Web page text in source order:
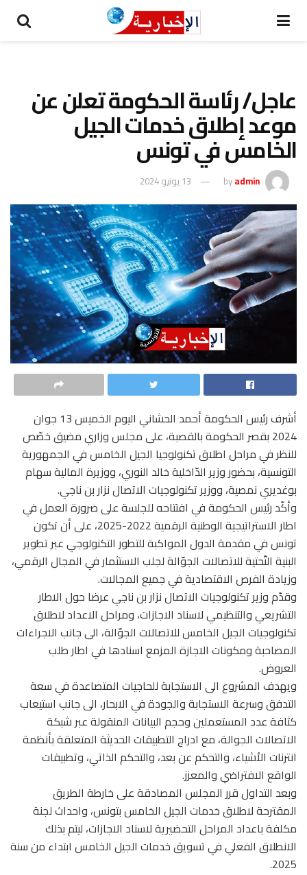
عاجل/ رئاسة الحكومة تعلن عن
موعد إطلاق خدمات الجيل
الخامس في تونس
byadmin 13 يونيو 2024
أشرف رئيس الحكومة أحمد الحشاني اليوم الخميس 13 جوان
2024 بقصر الحكومة بالقصبة، على مجلس وزاري مضيق خصّص
للنظر في مراحل اطلاق تكنولوجيا الجيل الخامس في الجمهورية
التونسية، بحضور وزير الدّاخلية خالد النوري، ووزيرة المالية سهام
بوغديري نمصية، ووزير تكنولوجيات الاتصال نزار بن ناجي.
وأكّد رئيس الحكومة في افتتاحه للجلسة على ضرورة العمل في
اطار الاستراتيجية الوطنية الرقمية 2022-2025، على أن تكون
تونس في مقدمة الدول المواكبة للتطور التكنولوجي عبر تطوير
البنية التّحتية للاتصالات الجوّالة لجلب الاستثمار في المجال الرقمي،
وزيادة الفرص الاقتصادية في جميع المجالات.
وقدّم وزير تكنولوجيات الاتصال نزار بن ناجي عرضا حول الاطار
التشريعي والتنظيمي لاسناد الاجازات، ومراحل الاعداد لاطلاق
تكنولوجيات الجيل الخامس للاتصالات الجوّالة، الى جانب الاجراءات
المصاحبة ومكونات الاجازة المزمع اسنادها في اطار طلب
العروض.
ويهدف المشروع الى الاستجابة للحاجيات المتصاعدة في سعة
التدفق وسرعة الاستجابة والجودة في الابحار، الى جانب استيعاب
كثافة عدد المستعملين وحجم البيانات المنقولة عبر شبكة
الاتصالات الجوالة، مع ادراج التطبيقات الحديثة المتعلقة بأنظمة
انترنات الأشياء، والتحكم عن بعد، والتحكم الذاتي، وتطبيقات
الواقع الافتراضي والمعزز.
وبعد التداول قرر المجلس المصادقة على خارطة الطريق
المقترحة لاطلاق خدمات الجيل الخامس بتونس، واحداث لجنة
مكلفة باعداد المراحل التحضيرية لاسناد الاجازات، ليتم بذلك
الانطلاق الفعلي في تسويق خدمات الجيل الخامس ابتداء من سنة
2025.